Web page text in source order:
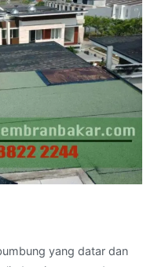
yang datar dan